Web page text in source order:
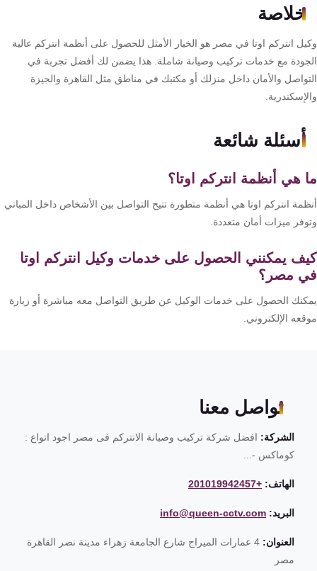
خلاصة
انتركم اوتا في مصر هو الخيار الأمثل للحصول على أنظمة انتركم عالية
مع خدمات تركيب وصيانة شاملة. هذا يضمن لك أفضل تجربة في
والأمان داخل منزلك أو مكتبك في مناطق مثل القاهرة والجيزة
أسئلة شائعة
هي أنظمة انتركم اوتا؟
انتركم اوتا هي أنظمة متطورة تتيح التواصل بين الأشخاص داخل المباني
ميزات أمان متعددة.
يمكنني الحصول على خدمات وكيل انتركم اوتا
مصر؟
الحصول على خدمات الوكيل عن طريق التواصل معه مباشرة أو زيارة
الإلكتروني.
تواصل معنا
الشركة:افضل شركة تركيب وصيانة الانتركم فى مصر اجود انواع :
كوماكس -...
الهاتف: +201019942457
البريد: info@queen-cctv.com
العنوان:
4 عمارات الميراج شارع الجامعة زهراء مدينة نصر القاهرة
مصر